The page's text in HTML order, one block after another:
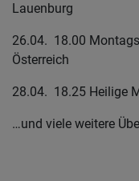
Lauenburg
26.04. 18.00
Österreich
28.04. 18.25 Heilige
…und viele weitere